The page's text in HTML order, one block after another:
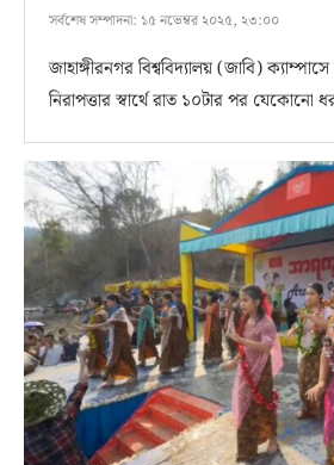
সর্বশেষ সম্পাদনা: ১৫ নভেম্বর ২০২৫, ২৩:০০
জাহাঙ্গীরনগর বিশ্ববিদ্যালয় (জাবি)
নিরাপত্তার স্বার্থে রাত ১০টার পর যেকোনো